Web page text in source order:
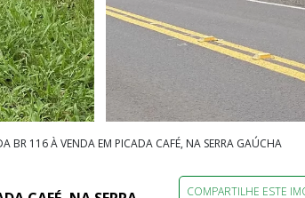
BR 116 À VENDA EM PICADA CAFÉ, NA SERRA GAÚCHA
COMPARTILHE ESTE